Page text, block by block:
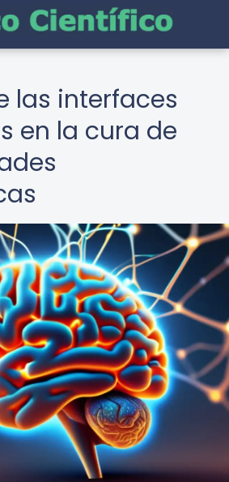
las interfaces
en la cura de